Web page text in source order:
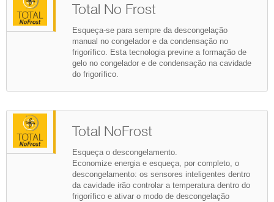
Total No Frost
Esqueça-se para sempre da descongelação
manual no congelador e da condensação no
frigorífico. Esta tecnologia previne a formação de
gelo no congelador e de condensação na cavidade
do frigorífico.
Total NoFrost
Esqueça o descongelamento.
Economize energia e esqueça, por completo, o
descongelamento: os sensores inteligentes dentro
da cavidade irão controlar a temperatura dentro do
frigorífico e ativar o modo de descongelação